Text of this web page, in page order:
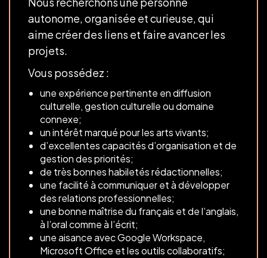
autonome, organisée et curieuse, qui
aime créer des liens et faire avancer les
projets.
Vous possédez :
une expérience pertinente en diffusion
culturelle, gestion culturelle ou domaine
connexe;
un intérêt marqué pour les arts vivants;
d’excellentes capacités d’organisation et de
gestion des priorités;
de très bonnes habiletés rédactionnelles;
une facilité à communiquer et à développer
des relations professionnelles;
une bonne maîtrise du français et de l’anglais,
à l’oral comme à l’écrit;
une aisance avec Google Workspace,
Microsoft Office et les outils collaboratifs;